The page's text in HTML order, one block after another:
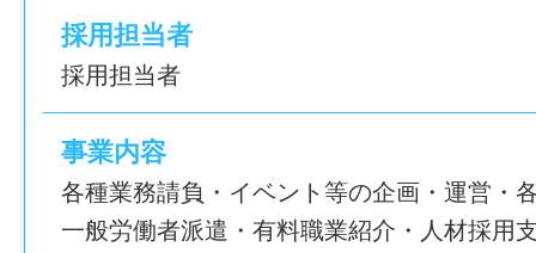
────────────────
担当するのは、JA南さつまの各支所や本所
一般事務。配属先によっては、配送・集荷
をお願いする場合があります。
採用担当者
採用担当者
事業内容
各種業務請負・イベント等の企画・運営・
一般労働者派遣・有料職業紹介・人材採用